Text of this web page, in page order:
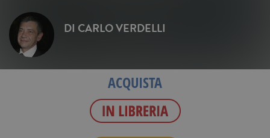
DI CARLO VERDELLI
ACQUISTA